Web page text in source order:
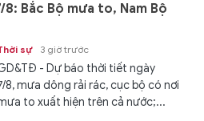
Bắc Bộ mưa to, Nam Bộ
sự 3 giờ trước
- Dự báo thời tiết ngày
8, mưa dông rải rác, cục bộ có nơi
to xuất hiện trên cả nước;...